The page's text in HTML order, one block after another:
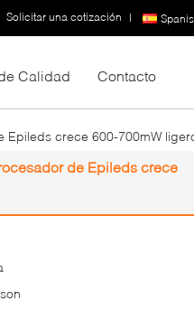
Solicitar una cotización |
Calidad Contacto
Epileds crece 600-700mW
de Epileds crece